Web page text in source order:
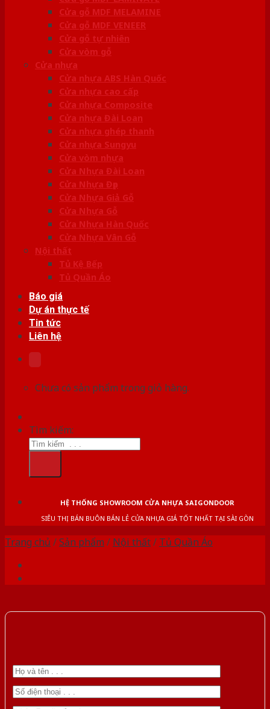
Cửa gỗ MDF MELAMINE
Cửa gỗ MDF VENEER
Cửa gỗ tự nhiên
Cửa vòm gỗ
Cửa nhựa
Cửa nhựa ABS Hàn Quốc
Cửa nhựa cao cấp
Cửa nhựa Composite
Cửa nhựa Đài Loan
Cửa nhựa ghép thanh
Cửa nhựa Sungyu
Cửa vòm nhựa
Cửa Nhựa Đài Loan
Cửa Nhựa Đẹp
Cửa Nhựa Giả Gỗ
Cửa Nhựa Gỗ
Cửa Nhựa Hàn Quốc
Cửa Nhựa Vân Gỗ
Nội thất
Tủ Kệ Bếp
Tủ Quần Áo
Báo giá
Dự án thực tế
Tin tức
Liên hệ
Chưa có sản phẩm trong giỏ hàng.
Tìm kiếm:
HỆ THỐNG SHOWROOM CỬA NHỰA SAIGONDOOR
SIÊU THỊ BÁN BUÔN BÁN LẺ CỬA NHỰA GIÁ TỐT NHẤT TẠI SÀI GÒN
Trang chủ /Sản phẩm / Nội thất/ Tủ Quần Áo